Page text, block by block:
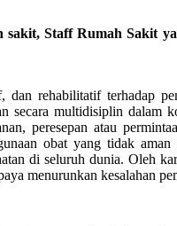
Staff Rumah Sakit
rehabilitatif terhadap
secara multidisiplin dalam
peresepan atau
obat yang tidak
di seluruh dunia. Oleh
menurunkan kesalahan